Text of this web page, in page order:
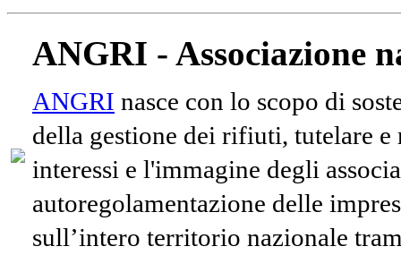
ANGRI - Associazione
ANGRI nasce con lo scopo di
della gestione dei rifiuti, tutelare e
interessi e l'immagine degli
autoregolamentazione delle
sull’intero territorio nazionale